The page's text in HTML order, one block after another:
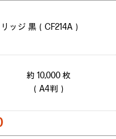
ッジ 黒（CF214A）
約 10,000 枚
（A4判）